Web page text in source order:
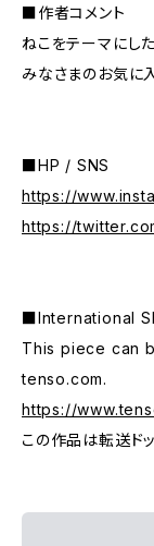
■作者コメント
ねこをテーマにし
みなさまのお気に
■HP / SNS
https://
https://
■International
This piece can
tenso.com.
https://
この作品は転送ド